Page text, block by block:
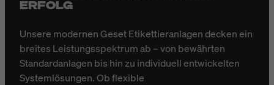
ERFOLG
Unsere modernen Geset Etikettieranlagen decken ein
breites Leistungsspektrum ab – von bewährten
Standardanlagen bis hin zu individuell entwickelten
Systemlösungen. Ob flexible